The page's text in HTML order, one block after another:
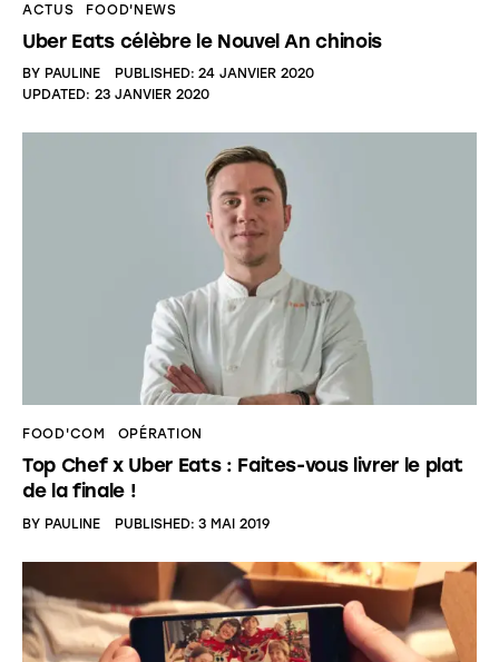
ACTUS FOOD'NEWS
Uber Eats célèbre le Nouvel An chinois
BY PAULINE PUBLISHED: 24 JANVIER 2020
UPDATED: 23 JANVIER 2020
FOOD'COM OPÉRATION
Top Chef x Uber Eats : Faites-vous livrer le plat
de la finale !
BY PAULINE PUBLISHED: 3 MAI 2019